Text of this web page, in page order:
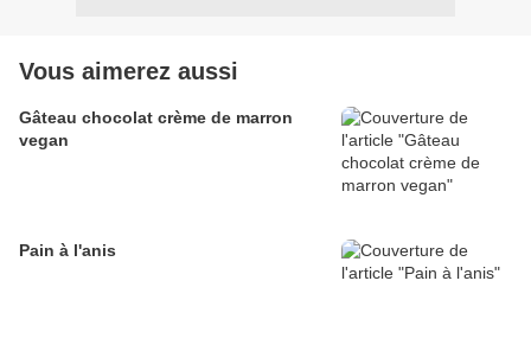
Vous aimerez aussi
Gâteau chocolat crème de marron
vegan
Pain à l'anis